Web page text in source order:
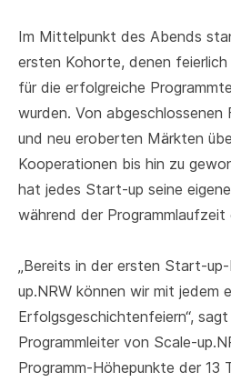
Im Mittelpunkt des Abends
ersten Kohorte, denen feierlich
für die erfolgreiche
wurden. Von abgeschlossenen
und neu eroberten Märkten
Kooperationen bis hin zu
hat jedes Start-up seine
während der Programmlaufzeit
„Bereits in der ersten Start-
up.NRW können wir mit jedem
Erfolgsgeschichtenfeiern“,
Programmleiter von Scale-
Programm-Höhepunkte der 13